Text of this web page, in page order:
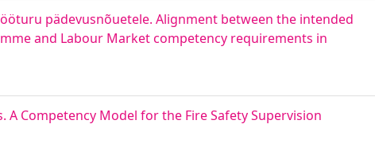
pädevusnõuetele. Alignment between the intended
and Labour Market competency requirements in
Competency Model for the Fire Safety Supervision